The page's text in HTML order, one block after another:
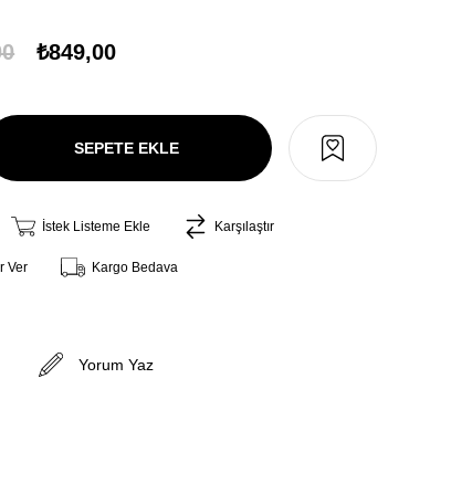
₺849,00
İstek Listeme Ekle Karşılaştır
Ver Kargo Bedava
Yorum Yaz